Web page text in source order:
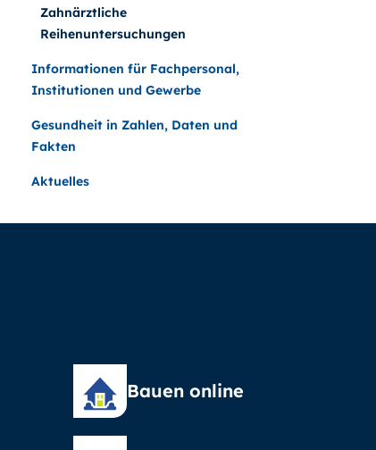
Zahnärztliche
Reihenuntersuchungen
Informationen für Fachpersonal,
Institutionen und Gewerbe
Gesundheit in Zahlen, Daten und
Fakten
Aktuelles
Bauen online